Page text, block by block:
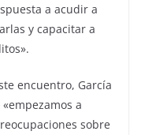
a acudir a
y capacitar a
encuentro, García
a
sobre